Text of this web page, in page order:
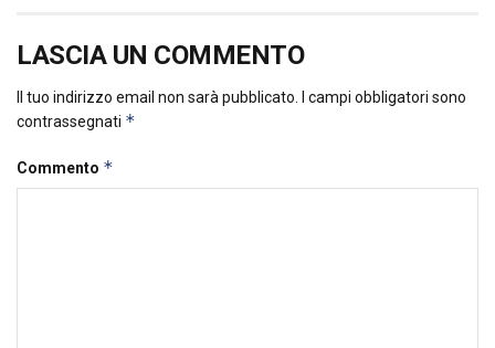
LASCIA UN COMMENTO
Il tuo indirizzo email non sarà pubblicato.
I campi obbligatori sono
contrassegnati *
Commento *